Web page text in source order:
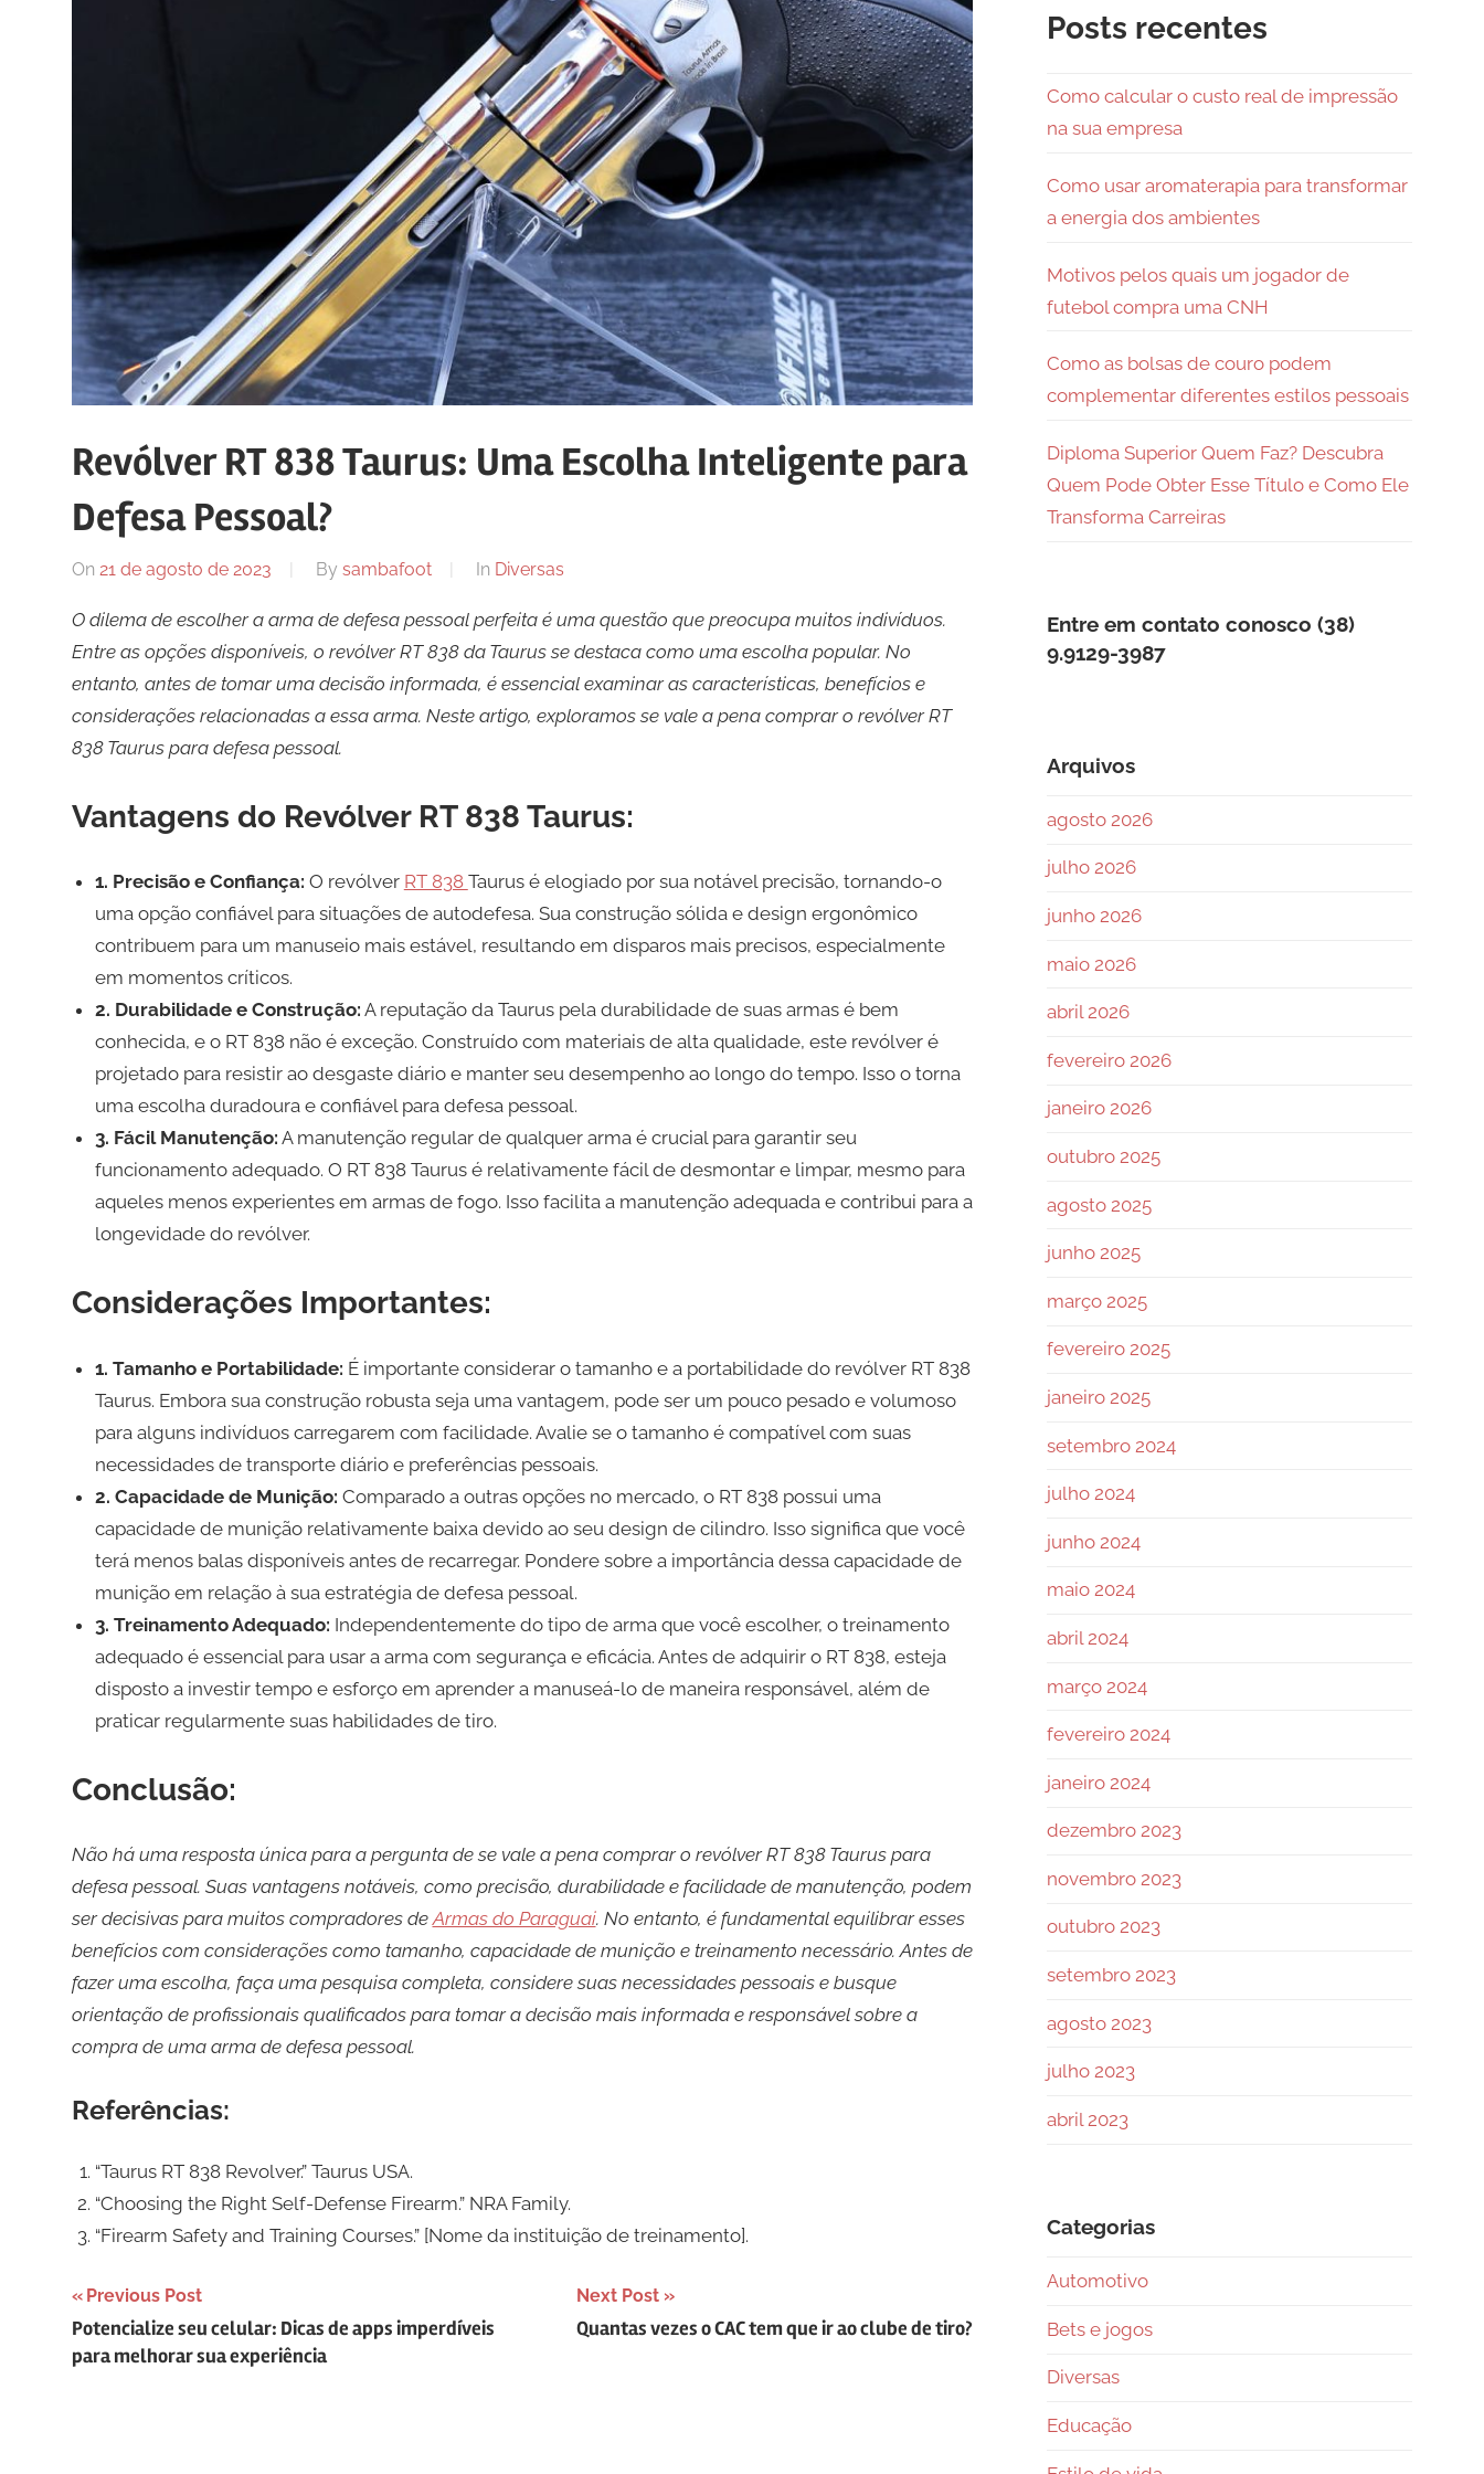
Revólver RT 838 Taurus: Uma Escolha Inteligente para
Defesa Pessoal?
On 21 de agosto de 2023 By sambafoot In Diversas
O dilema de escolher a arma de defesa pessoal perfeita é uma questão que preocupa muitos indivíduos.
Entre as opções disponíveis, o revólver RT 838 da Taurus se destaca como uma escolha popular. No
entanto, antes de tomar uma decisão informada, é essencial examinar as características, benefícios e
considerações relacionadas a essa arma. Neste artigo, exploramos se vale a pena comprar o revólver RT
838 Taurus para defesa pessoal.
Vantagens do Revólver RT 838 Taurus:
1. Precisão e Confiança: O revólver RT 838 Taurus é elogiado por sua notável precisão, tornando-o
uma opção confiável para situações de autodefesa. Sua construção sólida e design ergonômico
contribuem para um manuseio mais estável, resultando em disparos mais precisos, especialmente
em momentos críticos.
2. Durabilidade e Construção: A reputação da Taurus pela durabilidade de suas armas é bem
conhecida, e o RT 838 não é exceção. Construído com materiais de alta qualidade, este revólver é
projetado para resistir ao desgaste diário e manter seu desempenho ao longo do tempo. Isso o torna
uma escolha duradoura e confiável para defesa pessoal.
3. Fácil Manutenção: A manutenção regular de qualquer arma é crucial para garantir seu
funcionamento adequado. O RT 838 Taurus é relativamente fácil de desmontar e limpar, mesmo para
aqueles menos experientes em armas de fogo. Isso facilita a manutenção adequada e contribui para a
longevidade do revólver.
Considerações Importantes:
1. Tamanho e Portabilidade: É importante considerar o tamanho e a portabilidade do revólver RT 838
Taurus. Embora sua construção robusta seja uma vantagem, pode ser um pouco pesado e volumoso
para alguns indivíduos carregarem com facilidade. Avalie se o tamanho é compatível com suas
necessidades de transporte diário e preferências pessoais.
2. Capacidade de Munição: Comparado a outras opções no mercado, o RT 838 possui uma
capacidade de munição relativamente baixa devido ao seu design de cilindro. Isso significa que você
terá menos balas disponíveis antes de recarregar. Pondere sobre a importância dessa capacidade de
munição em relação à sua estratégia de defesa pessoal.
3. Treinamento Adequado: Independentemente do tipo de arma que você escolher, o treinamento
adequado é essencial para usar a arma com segurança e eficácia. Antes de adquirir o RT 838, esteja
disposto a investir tempo e esforço em aprender a manuseá-lo de maneira responsável, além de
praticar regularmente suas habilidades de tiro.
Conclusão:
Não há uma resposta única para a pergunta de se vale a pena comprar o revólver RT 838 Taurus para
defesa pessoal. Suas vantagens notáveis, como precisão, durabilidade e facilidade de manutenção, podem
ser decisivas para muitos compradores deArmas do Paraguai. No entanto, é fundamental equilibrar esses
benefícios com considerações como tamanho, capacidade de munição e treinamento necessário. Antes de
fazer uma escolha, faça uma pesquisa completa, considere suas necessidades pessoais e busque
orientação de profissionais qualificados para tomar a decisão mais informada e responsável sobre a
compra de uma arma de defesa pessoal.
Referências:
“Taurus RT 838 Revolver.” Taurus USA.
“Choosing the Right Self-Defense Firearm.” NRA Family.
“Firearm Safety and Training Courses.” [Nome da instituição de treinamento].
Navegação
de
Previous Post
Potencialize seu celular: Dicas de apps imperdíveis
para melhorar sua experiência
Next Post
Quantas vezes o CAC tem que ir ao clube de tiro?
Posts recentes
Como calcular o custo real de impressão
na sua empresa
Como usar aromaterapia para transformar
a energia dos ambientes
Motivos pelos quais um jogador de
futebol compra uma CNH
Como as bolsas de couro podem
complementar diferentes estilos pessoais
Diploma Superior Quem Faz? Descubra
Quem Pode Obter Esse Título e Como Ele
Transforma Carreiras
Entre em contato conosco (38)
9.9129-3987
Arquivos
agosto 2026
julho 2026
junho 2026
maio 2026
abril 2026
fevereiro 2026
janeiro 2026
outubro 2025
agosto 2025
junho 2025
março 2025
fevereiro 2025
janeiro 2025
setembro 2024
julho 2024
junho 2024
maio 2024
abril 2024
março 2024
fevereiro 2024
janeiro 2024
dezembro 2023
novembro 2023
outubro 2023
setembro 2023
agosto 2023
julho 2023
abril 2023
Categorias
Automotivo
Bets e jogos
Diversas
Educação